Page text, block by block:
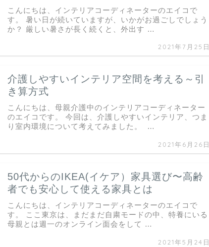
2021年7月25日
こんにちは、インテリアコーディネーターのエイコで
す。 暑い日が続いていますが、いかがお過ごしでしょう
か？ 厳しい暑さが長く続くと、外出す …
介護しやすいインテリア空間を考える～引
き算方式
2021年6月26日
こんにちは、母親介護中のインテリアコーディネーター
のエイコです。 今回は、介護しやすいインテリア、つま
り室内環境について考えてみました。 …
50代からのIKEA(イケア）家具選び〜高齢
者でも安心して使える家具とは
2021年5月24日
こんにちは、インテリアコーディネーターのエイコで
す。 ここ東京は、まだまだ自粛モードの中、特養にいる
母親とは週一のオンライン面会をして …